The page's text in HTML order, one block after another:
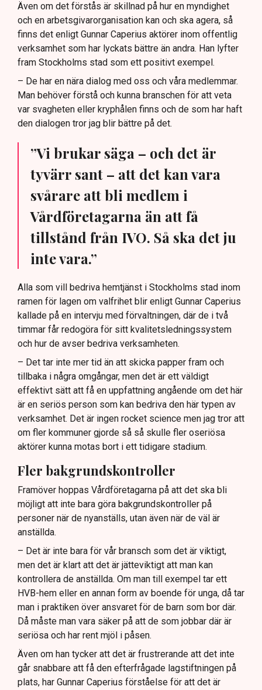
Även om det förstås är skillnad på hur en myndighet
och en arbetsgivarorganisation kan och ska agera, så
finns det enligt Gunnar Caperius aktörer inom offentlig
verksamhet som har lyckats bättre än andra. Han lyfter
fram Stockholms stad som ett positivt exempel.
– De har en nära dialog med oss och våra medlemmar.
Man behöver förstå och kunna branschen för att veta
var svagheten eller kryphålen finns och de som har haft
den dialogen tror jag blir bättre på det.
”Vi brukar säga – och det är
tyvärr sant – att det kan vara
svårare att bli medlem i
Vårdföretagarna än att få
tillstånd från IVO. Så ska det ju
inte vara.”
Alla som vill bedriva hemtjänst i Stockholms stad inom
ramen för lagen om valfrihet blir enligt Gunnar Caperius
kallade på en intervju med förvaltningen, där de i två
timmar får redogöra för sitt kvalitetsledningssystem
och hur de avser bedriva verksamheten.
– Det tar inte mer tid än att skicka papper fram och
tillbaka i några omgångar, men det är ett väldigt
effektivt sätt att få en uppfattning angående om det här
är en seriös person som kan bedriva den här typen av
verksamhet. Det är ingen rocket science men jag tror att
om fler kommuner gjorde så så skulle fler oseriösa
aktörer kunna motas bort i ett tidigare stadium.
Fler bakgrundskontroller
Framöver hoppas Vårdföretagarna på att det ska bli
möjligt att inte bara göra bakgrundskontroller på
personer när de nyanställs, utan även när de väl är
anställda.
– Det är inte bara för vår bransch som det är viktigt,
men det är klart att det är jätteviktigt att man kan
kontrollera de anställda. Om man till exempel tar ett
HVB-hem eller en annan form av boende för unga, då tar
man i praktiken över ansvaret för de barn som bor där.
Då måste man vara säker på att de som jobbar där är
seriösa och har rent mjöl i påsen.
Även om han tycker att det är frustrerande att det inte
går snabbare att få den efterfrågade lagstiftningen på
plats, har Gunnar Caperius förståelse för att det är